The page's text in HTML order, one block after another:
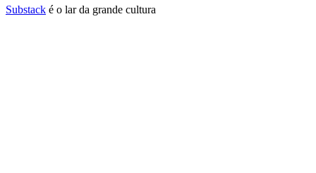
Substack é o lar da grande cultura